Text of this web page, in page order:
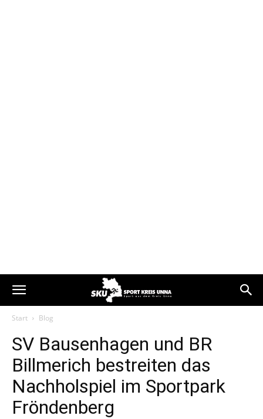
Start Blog
SV Bausenhagen und BR
Billmerich bestreiten das
Nachholspiel im Sportpark
Fröndenberg